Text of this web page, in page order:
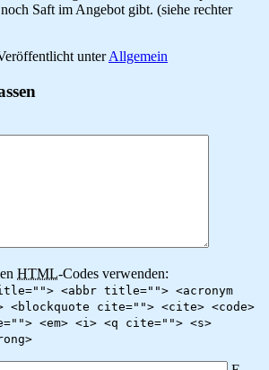
Saft im Angebot gibt. (siehe rechter
unter Allgemein
HTML-Codes verwenden:
<abbr title=""> <acronym
cite=""> <cite> <code>
<em> <i> <q cite=""> <s>